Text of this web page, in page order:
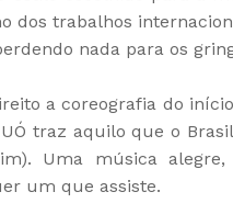
dos trabalhos
nada para os
a coreografia do
traz aquilo que o
Uma música
um que assiste.